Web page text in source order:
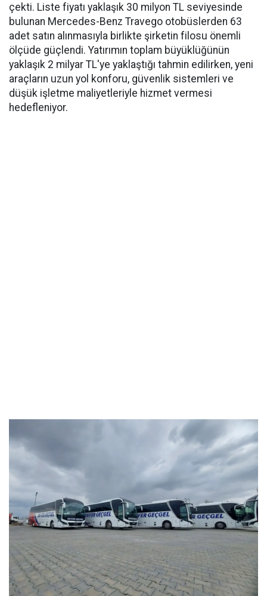
çekti. Liste fiyatı yaklaşık 30 milyon TL seviyesinde
bulunan Mercedes-Benz Travego otobüslerden 63
adet satın alınmasıyla birlikte şirketin filosu önemli
ölçüde güçlendi. Yatırımın toplam büyüklüğünün
yaklaşık 2 milyar TL'ye yaklaştığı tahmin edilirken, yeni
araçların uzun yol konforu, güvenlik sistemleri ve
düşük işletme maliyetleriyle hizmet vermesi
hedefleniyor.